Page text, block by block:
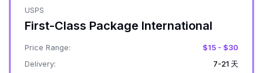
USPS
First-Class Package International
Price Range:
$15 - $30
Delivery:
7-21 天